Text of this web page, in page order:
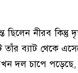
ছিলেন নীরব
ব্যাট থেকে
দল চাপে